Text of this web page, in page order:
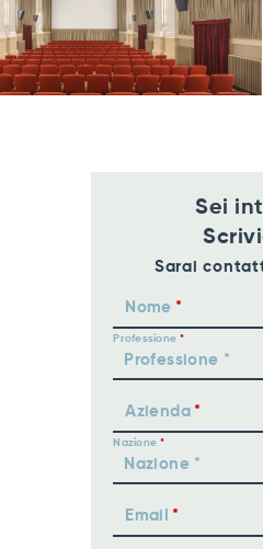
Sei
Sarai
Nome
Professione
Azienda
Nazione
Email